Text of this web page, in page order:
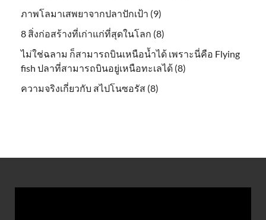
ภาพโลมาเสพยาจากปลาปักเป้า (9)
8 สิ่งก่อสร้างที่เก่าแก่ที่สุดในโลก (8)
ไม่ใช่ฉลาม ก็สามารถบินเหนือน้ำได้ เพราะนี่คือ Flying
fish ปลาที่สามารถบินอยู่เหนือทะเลได้ (8)
ความจริงเกี่ยวกับ สไปโนซอรัส (8)